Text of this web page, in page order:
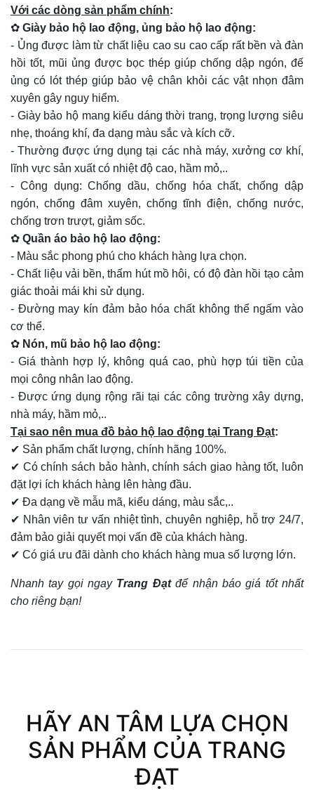
Với các dòng sản phẩm chính:
✿ Giày bảo hộ lao động, ủng bảo hộ lao động:
- Ủng được làm từ chất liệu cao su cao cấp rất bền và đàn
hồi tốt, mũi ủng được bọc thép giúp chống dập ngón, đế
ủng có lót thép giúp bảo vệ chân khỏi các vật nhọn đâm
xuyên gây nguy hiểm.
- Giày bảo hộ mang kiểu dáng thời trang, trọng lượng siêu
nhẹ, thoáng khí, đa dạng màu sắc và kích cỡ.
- Thường được ứng dụng tại các nhà máy, xưởng cơ khí,
lĩnh vực sản xuất có nhiệt độ cao, hầm mỏ,..
- Công dụng: Chống dầu, chống hóa chất, chống dập
ngón, chống đâm xuyên, chống tĩnh điện, chống nước,
chống trơn trượt, giảm sốc.
✿ Quần áo bảo hộ lao động:
- Màu sắc phong phú cho khách hàng lựa chọn.
- Chất liệu vải bền, thấm hút mồ hôi, có độ đàn hồi tạo cảm
giác thoải mái khi sử dụng.
- Đường may kín đảm bảo hóa chất không thể ngấm vào
cơ thể.
✿ Nón, mũ bảo hộ lao động:
- Giá thành hợp lý, không quá cao, phù hợp túi tiền của
mọi công nhân lao động.
- Được ứng dụng rộng rãi tại các công trường xây dựng,
nhà máy, hầm mỏ,..
Tại sao nên mua đồ bảo hộ lao động tại Trang Đạt:
✔ Sản phẩm chất lượng, chính hãng 100%.
✔ Có chính sách bảo hành, chính sách giao hàng tốt, luôn
đặt lợi ích khách hàng lên hàng đầu.
✔ Đa dạng về mẫu mã, kiểu dáng, màu sắc,..
✔ Nhân viên tư vấn nhiệt tình, chuyên nghiệp, hỗ trợ 24/7,
đảm bảo giải quyết mọi vấn đề của khách hàng.
✔ Có giá ưu đãi dành cho khách hàng mua số lượng lớn.
Nhanh tay gọi ngay Trang Đạtđể nhận báo giá tốt nhất
cho riêng bạn!
HÃY AN TÂM LỰA CHỌN
SẢN PHẨM CỦA TRANG
ĐẠT